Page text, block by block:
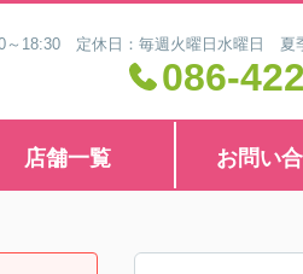
～18:30 定休日：毎週火曜日水曜日 夏
086-
店舗一覧 お問い